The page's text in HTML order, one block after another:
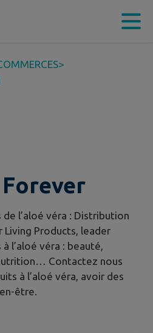
>
l’aloé véra : Distribution
Living Products, leader
l’aloé véra : beauté,
Contactez nous
à l’aloé véra, avoir des
être.